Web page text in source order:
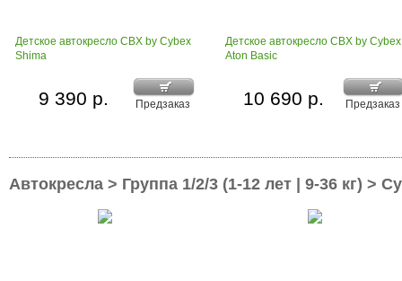
Детское автокресло CBX by Cybex
Shima
Предзаказ
9 390 р.
Детское автокресло CBX by Cybex
Aton Basic
Предзаказ
10 690 р.
Автокресла > Группа 1/2/3 (1-12 лет | 9-36 кг) >